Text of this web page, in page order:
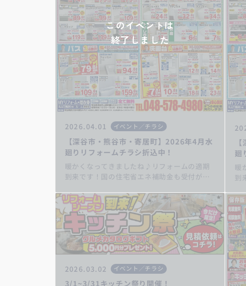
2026.04.01 イベント／チラシ
【深谷市・熊谷市・寄居町】2026年4月水
廻りリフォームチラシ折込中！
暖かくなってきましたね♪リフォームの適期
到来です！国の住宅省エネ補助金も受付が始
店にぜひご相談ください！ キッチンリフ
ォーム/お風呂リフォーム/トイレリフォーム/
洗面化粧台リフォーム/給湯器交換/屋根・外
壁リフォーム/住宅省エネ2026/先進的窓リノ
ベ2026事業/みらいエコ住宅2026事業/給湯省
エネ2026事業
このイベントは
終了しました
廻
暖
到
店
ォ
洗
壁
ベ
エ
2026.03.02 イベント／チラシ
3/1~3/31キッチン祭り開催！